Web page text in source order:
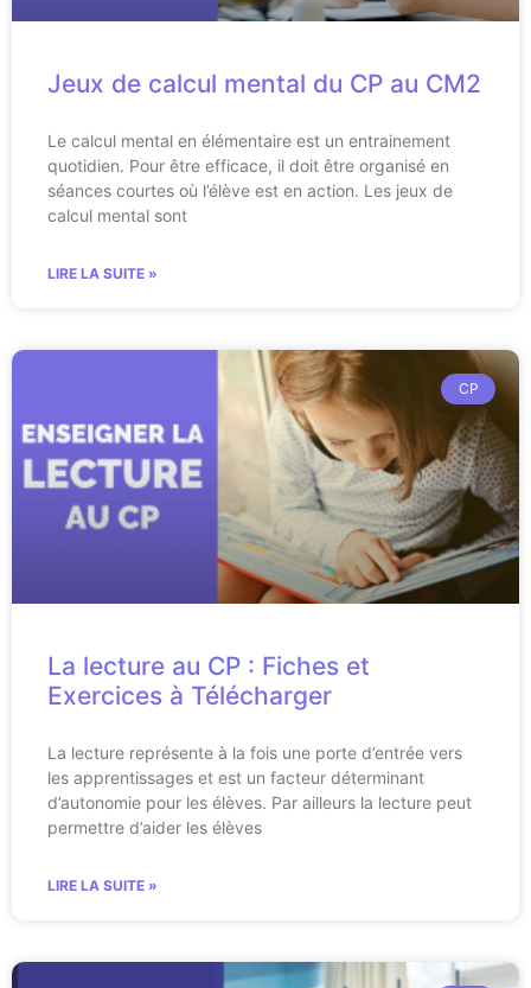
Jeux de calcul mental du CP au CM2
Le calcul mental en élémentaire est un entrainement
quotidien. Pour être efficace, il doit être organisé en
séances courtes où l’élève est en action. Les jeux de
calcul mental sont
LIRE LA SUITE »
CP
La lecture au CP : Fiches et
Exercices à Télécharger
La lecture représente à la fois une porte d’entrée vers
les apprentissages et est un facteur déterminant
d’autonomie pour les élèves. Par ailleurs la lecture peut
permettre d’aider les élèves
LIRE LA SUITE »